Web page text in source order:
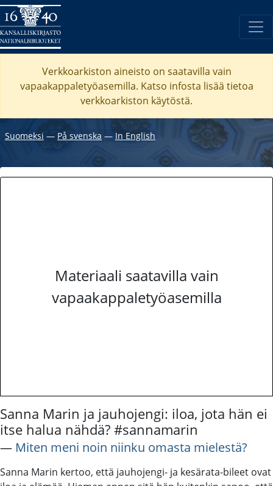
Verkkoarkiston aineisto on saatavilla vain
vapaakappaletyöasemilla. Katso infosta lisää tietoa
verkkoarkiston käytöstä.
Suomeksi ― På svenska ― In English
Materiaali saatavilla vain
vapaakappaletyöasemilla
Sanna Marin ja jauhojengi: iloa, jota hän ei
itse halua nähdä? #sannamarin
― Miten meni noin niinku omasta mielestä?
Sanna Marin kertoo, että jauhojengi- ja kesärata-bileet ovat